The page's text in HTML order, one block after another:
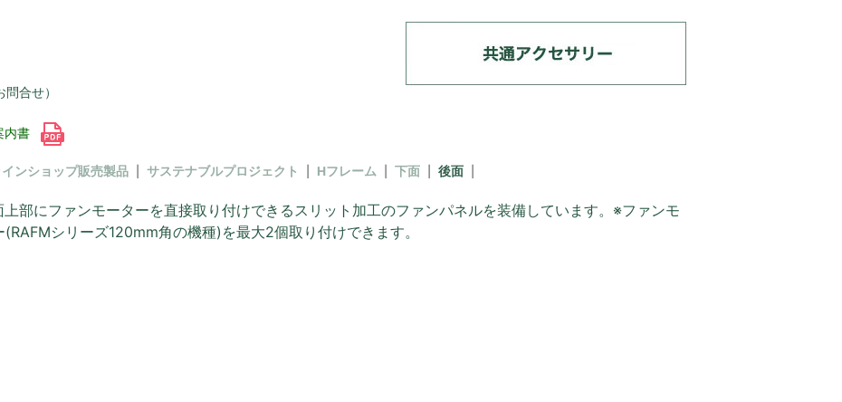
合せ）
内書
ンショップ販売製品 サステナブルプロジェクト Hフレーム 下面 後面
部にファンモーターを直接取り付けできるスリット加工のファンパネルを装備しています。※ファンモ
(RAFMシリーズ120mm角の機種)を最大2個取り付けできます。